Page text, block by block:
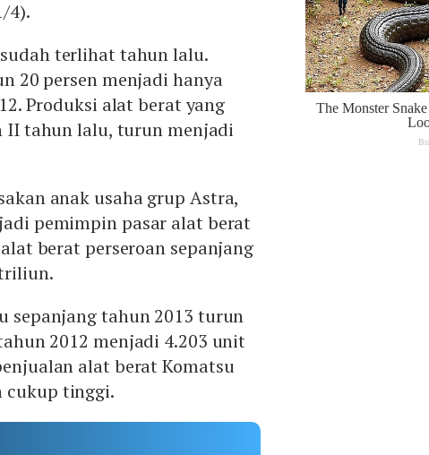
4).
terlihat tahun lalu.
20 persen menjadi hanya
Produksi alat berat yang
II tahun lalu, turun menjadi
anak usaha grup Astra,
pemimpin pasar alat berat
berat perseroan sepanjang
sepanjang tahun 2013 turun
2012 menjadi 4.203 unit
alat berat Komatsu
cukup tinggi.